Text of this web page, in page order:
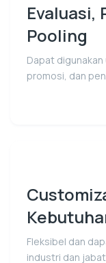
Evaluasi,
Pooling
Dapat
promosi, dan
Fleksibel dan
industri dan